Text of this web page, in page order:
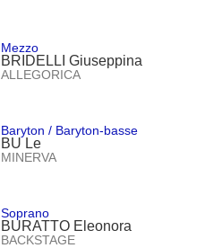
Mezzo
BRIDELLI Giuseppina
ALLEGORICA
Baryton / Baryton-basse
BU Le
MINERVA
Soprano
BURATTO Eleonora
BACKSTAGE